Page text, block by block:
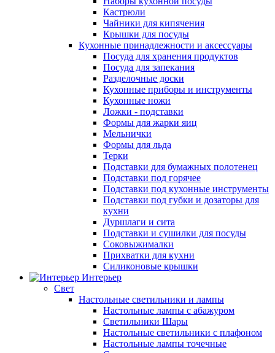
Кастрюли
Чайники для кипячения
Крышки для посуды
Кухонные принадлежности и аксессуары
Посуда для хранения продуктов
Посуда для запекания
Разделочные доски
Кухонные приборы и инструменты
Кухонные ножи
Ложки - подставки
Формы для жарки яиц
Мельнички
Формы для льда
Терки
Подставки для бумажных полотенец
Подставки под горячее
Подставки под кухонные инструменты
Подставки под губки и дозаторы для
кухни
Дуршлаги и сита
Подставки и сушилки для посуды
Соковыжималки
Прихватки для кухни
Силиконовые крышки
Интерьер
Свет
Настольные светильники и лампы
Настольные лампы с абажуром
Светильники Шары
Настольные светильники с плафоном
Настольные лампы точечные